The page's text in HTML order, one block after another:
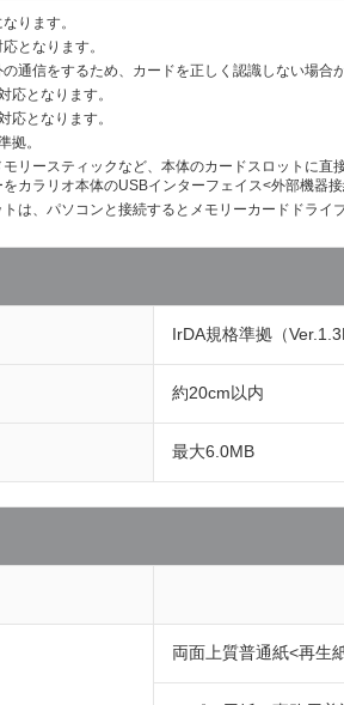
ります。
となります。
通信をするため、カードを正しく認識しない場
応となります。
応となります。
拠。
リースティックなど、本体のカードスロットに
カラリオ本体のUSBインターフェイス<外部機器
は、パソコンと接続するとメモリーカードドラ
IrDA規格準拠（
約20cm以内
最大6.0MB
両面上質普通紙<再生